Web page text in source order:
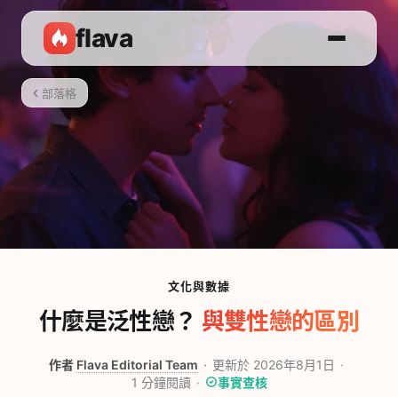
部落格
flava
文化與數據
什麼是泛性戀？ 與雙性戀的區別
作者 Flava Editorial Team
更新於 2026年8月1日
1 分鐘閱讀 事實查核